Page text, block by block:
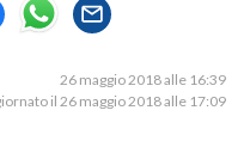
26 maggio 2018 alle 16:39
il 26 maggio 2018 alle 17:09